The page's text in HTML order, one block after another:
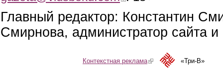
Главный редактор: Константин
Смирнова, администратор сайта
Контекстная реклама(link is external)«Три-В»